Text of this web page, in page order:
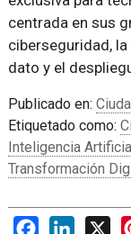
centrada en sus
ciberseguridad,
dato y el
Publicado en:
Etiquetado como:
Inteligencia
Transformación
FacebookLinkedIn
X